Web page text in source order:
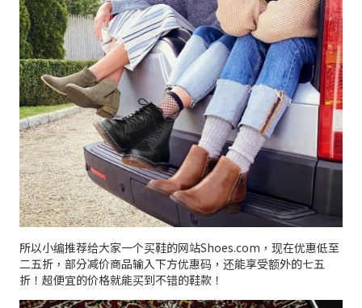
所以小编推荐给大家一个买鞋的网站Shoes.com，现在优惠低至
二五折，部分减价商品输入下方优惠码，还能享受额外的七五
折！超便宜的价格就能买到不错的鞋款！